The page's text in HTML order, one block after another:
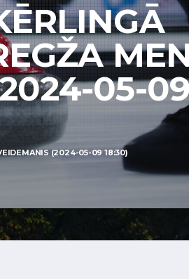
05-09
(2024-05-09 18:30)